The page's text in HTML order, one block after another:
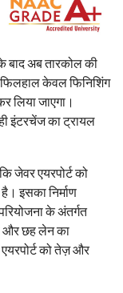
बाद अब तारकोल की
फिलहाल केवल फिनिशिंग
लिया जाएगा।
इंटरचेंज का ट्रायल
जेवर एयरपोर्ट को
इसका निर्माण
के अंतर्गत
और छह लेन का
को तेज़ और